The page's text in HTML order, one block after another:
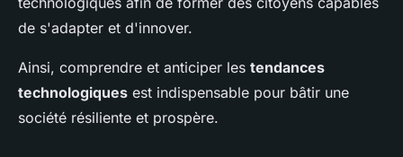
de s'adapter et d'innover.
Ainsi, comprendre et anticiper les tendances
technologiques est indispensable pour bâtir une
société résiliente et prospère.